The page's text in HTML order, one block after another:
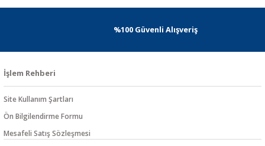
%100 Güvenli Alışveriş
İşlem Rehberi
Site Kullanım Şartları
Ön Bilgilendirme Formu
Mesafeli Satış Sözleşmesi